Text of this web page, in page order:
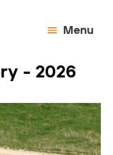
Menu
- 2026